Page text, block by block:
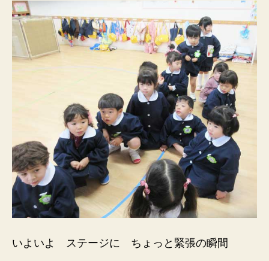
いよいよ ステージに ちょっと緊張の瞬間